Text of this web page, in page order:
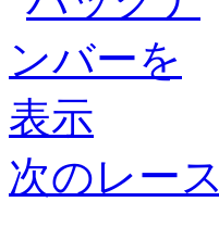
次のレース